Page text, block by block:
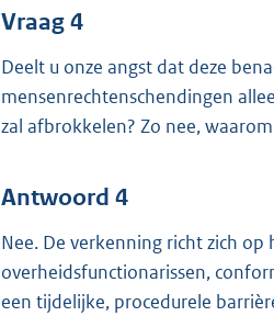
Vraag 4
Deelt u onze angst dat deze
mensenrechtenschendingen
zal afbrokkelen? Zo nee,
Antwoord 4
Nee. De verkenning richt zich
overheidsfunctionarissen,
een tijdelijke, procedurele